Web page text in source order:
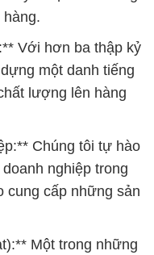
Với hơn ba thập kỷ
một danh tiếng
lượng lên hàng
Chúng tôi tự hào
nghiệp trong
cung cấp những sản
Một trong những